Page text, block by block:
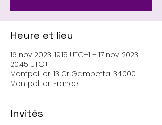
Heure et lieu
16 nov. 2023, 19:15 UTC+1 – 17 nov. 2023,
20:45 UTC+1
Montpellier, 13 Cr Gambetta, 34000
Montpellier, France
Invités